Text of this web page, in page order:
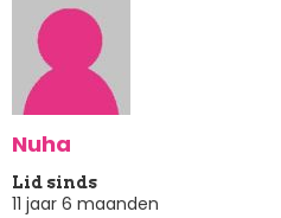
Nuha
Lid sinds
11 jaar 6 maanden